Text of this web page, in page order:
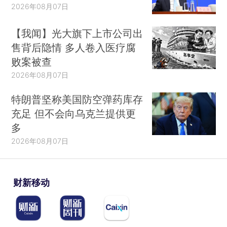
2026年08月07日
【我闻】光大旗下上市公司出
售背后隐情 多人卷入医疗腐
败案被查
2026年08月07日
特朗普坚称美国防空弹药库存
充足 但不会向乌克兰提供更
多
2026年08月07日
财新移动